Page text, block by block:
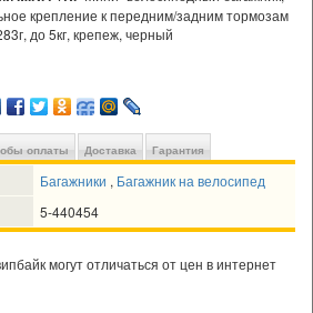
крепление к передним/задним тормозам
до 5кг, крепеж, черный
оплаты Доставка Гарантия
Багажники , Багажник на велосипед
5-440454
могут отличаться от цен в интернет